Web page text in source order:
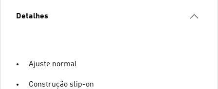
Detalhes
Ajuste normal
Construção slip-on